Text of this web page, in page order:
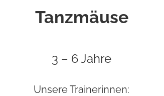
Tanzmäuse
3 – 6 Jahre
Unsere Trainerinnen: